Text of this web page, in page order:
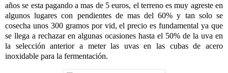
años se esta pagando a mas de 5 euros, el terreno es muy agreste en
algunos lugares con pendientes de mas del 60% y tan solo se
cosecha unos 300 gramos por vid, el precio es fundamental ya que
se llega a rechazar en algunas ocasiones hasta el 50% de la uva en
la selección anterior a meter las uvas en las cubas de acero
inoxidable para la fermentación.